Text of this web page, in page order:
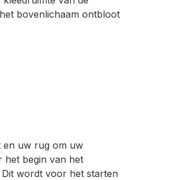
bovenlichaam ontbloot
en uw rug om uw
het begin van het
wordt voor het starten